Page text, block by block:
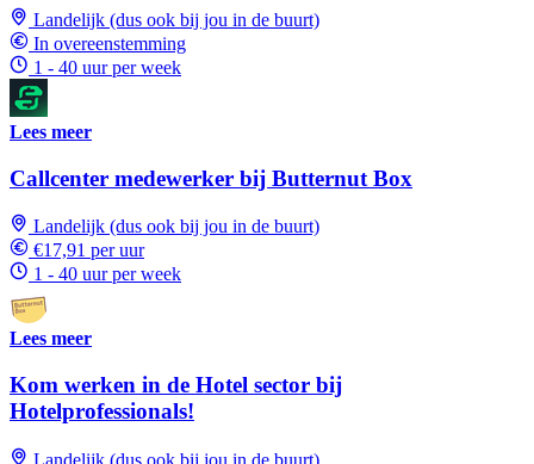
Landelijk (dus ook bij jou in de buurt)
In overeenstemming
1 - 40 uur per week
Lees meer
Callcenter medewerker bij Butternut Box
Landelijk (dus ook bij jou in de buurt)
€17,91 per uur
1 - 40 uur per week
Lees meer
Kom werken in de Hotel sector bij
Hotelprofessionals!
Landelijk (dus ook bij jou in de buurt)